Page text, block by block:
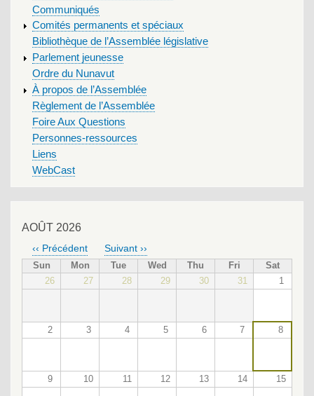
Communiqués
Comités permanents et spéciaux
Bibliothèque de l’Assemblée législative
Parlement jeunesse
Ordre du Nunavut
À propos de l’Assemblée
Règlement de l’Assemblée
Foire Aux Questions
Personnes-ressources
Liens
WebCast
AOÛT 2026
PAGINATION
‹‹ Précédent Suivant ››
Sun Mon Tue Wed Thu Fri
Sat
26
27 28 29 30 31 1
2 3 4 5 6 7 8
9 10 11 12 13 14 15